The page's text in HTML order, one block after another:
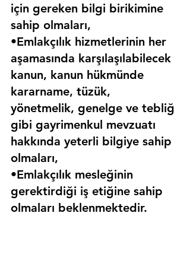
için gereken bilgi birikimine
sahip olmaları,
•Emlakçılık hizmetlerinin her
aşamasında karşılaşılabilecek
kanun, kanun hükmünde
kararname, tüzük,
yönetmelik, genelge ve tebliğ
gibi gayrimenkul mevzuatı
hakkında yeterli bilgiye sahip
olmaları,
•Emlakçılık mesleğinin
gerektirdiği iş etiğine sahip
olmaları beklenmektedir.